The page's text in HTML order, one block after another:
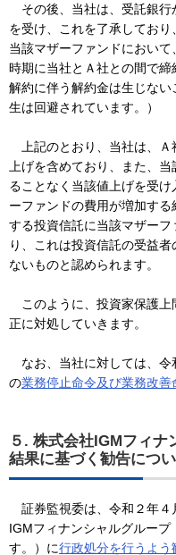
その後、当社は、受託銀行
を受け、これを了承しており
当該マザーファンドにおい
時期に当社とＡ社との間で
解約に伴う解約金は生じな
生は回避されています。）
上記のとおり、当社は、Ａ
上げを含めており、また、
ることなく当該値上げを受
ーファンドの費用が増加す
する投資信託に当該マザー
り、これは投資信託の受益
ないものと認められます。
このように、投資家保護上
正に対処していきます。
なお、当社に対しては、令
の業務停止命令及び業務改善
５. 株式会社IGMフィ
結果に基づく勧告につ
証券監視委は、令和２年４
IGMフィナンシャルグループ
す。）に行政処分を行うよう